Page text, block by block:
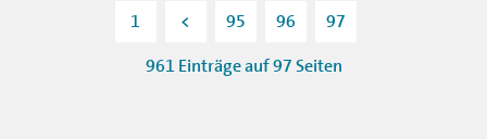
1 < 95 96 97
961 Einträge auf 97 Seiten